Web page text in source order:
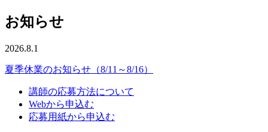
お知らせ
2026.8.1
夏季休業のお知らせ（8/11～8/16）
講師の応募方法について
Webから申込む
応募用紙から申込む